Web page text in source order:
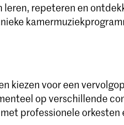
leren, repeteren en
kiezen voor een
op verschillende
professionele orkesten